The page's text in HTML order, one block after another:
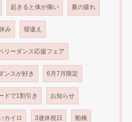
起きると体が痛い 夏の疲れ
み 寝違え
リーダンス応援フェア
ンスが好き 6月7月限定
ドで1割引き お知らせ
カイロ 3連休祝日 船橋